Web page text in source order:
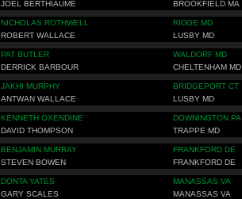
JOEL BERTHIAUME BROOKFIELD MA
NICHOLAS ROTHWELL
RIDGE MD
ROBERT WALLACE LUSBY MD
PAT BUTLER
WALDORF MD
DERRICK BARBOUR CHELTENHAM MD
JAKHI MURPHY
BRIDGEPORT CT
ANTWAN WALLACE LUSBY MD
KENNETH OXENDINE
DOWNINGTON PA
DAVID THOMPSON TRAPPE MD
BENJAMIN MURRAY
FRANKFORD DE
STEVEN BOWEN FRANKFORD DE
DONTA YATES
MANASSAS VA
GARY SCALES MANASSAS VA